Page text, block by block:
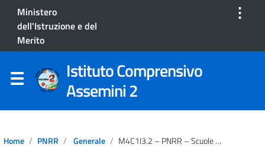
Ministero
dell'Istruzione e del
Merito
⋮
Istituto Comprensivo
Assemini 2
Home PNRR Generale M4C1I3.2 – PNRR – Scuole 4.0: Scuole Innovative E Laboratori – INSIEME VERSO IL DOMANI